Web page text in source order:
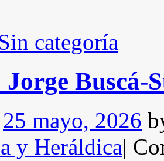
categoría
Buscá-
25 mayo, 2026
y Heráldica|